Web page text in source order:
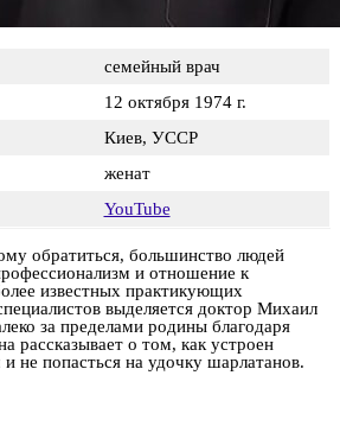
семейный врач
12 октября 1974 г.
Киев, УССР
женат
YouTube
обратиться, большинство людей
и отношение к
известных практикующих
выделяется доктор Михаил
за пределами родины благодаря
рассказывает о том, как устроен
не попасться на удочку шарлатанов.